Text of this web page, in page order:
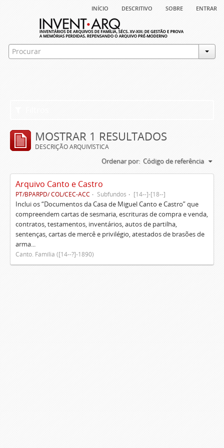
início descritivo sobre entrar
MOSTRAR 1 RESULTADOS
DESCRIÇÃO ARQUIVÍSTICA
Ordenar por: Código de referência
Arquivo Canto e Castro
PT/BPARPD/ COL/CEC-ACC Subfundos [14--]-[18--]
Inclui os “Documentos da Casa de Miguel Canto e Castro” que
compreendem cartas de sesmaria, escrituras de compra e venda,
contratos, testamentos, inventários, autos de partilha,
sentenças, cartas de mercê e privilégio, atestados de brasões de
arma...
Canto. Família ([14--?]-1890)